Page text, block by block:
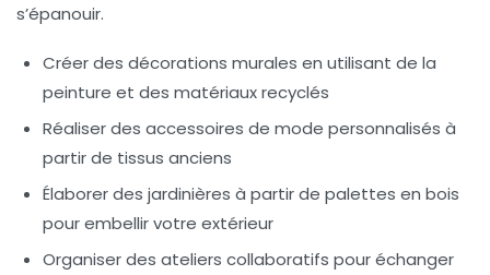
s’épanouir.
Créer des décorations murales en utilisant de la
peinture et des matériaux recyclés
Réaliser des accessoires de mode personnalisés à
partir de tissus anciens
Élaborer des jardinières à partir de palettes en bois
pour embellir votre extérieur
Organiser des ateliers collaboratifs pour échanger